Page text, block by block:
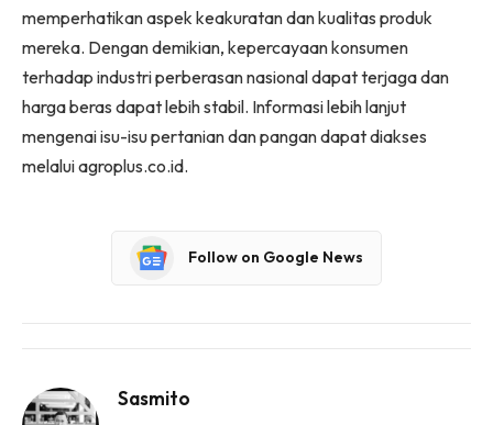
memperhatikan aspek keakuratan dan kualitas produk
mereka. Dengan demikian, kepercayaan konsumen
terhadap industri perberasan nasional dapat terjaga dan
harga beras dapat lebih stabil. Informasi lebih lanjut
mengenai isu-isu pertanian dan pangan dapat diakses
melalui agroplus.co.id.
Follow on Google News
Sasmito